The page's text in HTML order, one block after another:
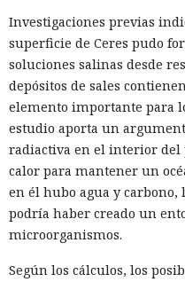
Investigaciones previas
superficie de Ceres pudo
soluciones salinas desde
depósitos de sales
elemento importante para
estudio aporta un
radiactiva en el interior
calor para mantener un
en él hubo agua y carbono,
podría haber creado un
microorganismos.
Según los cálculos, los